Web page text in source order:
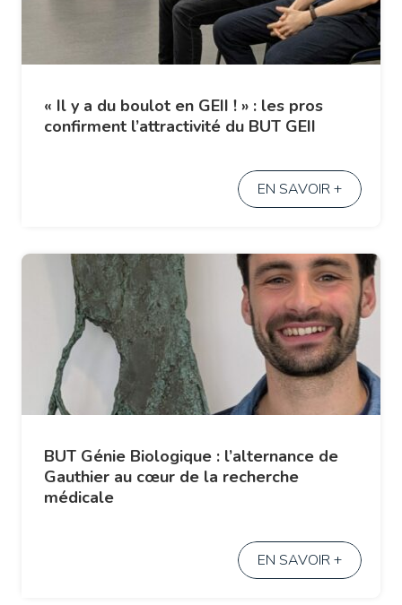
« Il y a du boulot en GEII ! » : les pros
confirment l’attractivité du BUT GEII
EN SAVOIR +
BUT Génie Biologique : l’alternance de
Gauthier au cœur de la recherche
médicale
EN SAVOIR +